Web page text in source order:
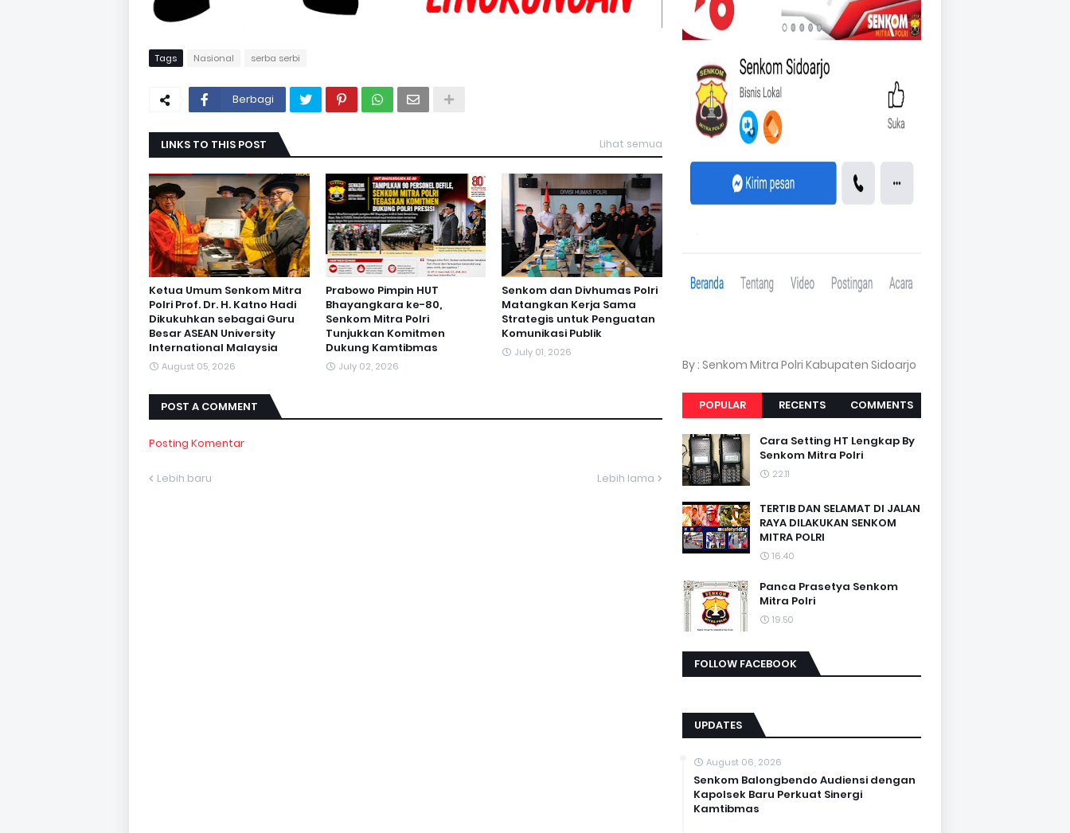
Tags Nasional serba serbi
Berbagi
LINKS TO THIS POST Lihat semua
Ketua Umum Senkom Mitra
Polri Prof. Dr. H. Katno Hadi
Dikukuhkan sebagai Guru
Besar ASEAN University
International Malaysia
August 05, 2026
Prabowo Pimpin HUT
Bhayangkara ke-80,
Senkom Mitra Polri
Tunjukkan Komitmen
Dukung Kamtibmas
July 02, 2026
Senkom dan Divhumas Polri
Matangkan Kerja Sama
Strategis untuk Penguatan
Komunikasi Publik
July 01, 2026
POST A COMMENT
Posting Komentar
Lebih baru Lebih lama
By : Senkom Mitra Polri Kabupaten Sidoarjo
POPULAR RECENTS COMMENTS
Cara Setting HT Lengkap By
Senkom Mitra Polri
22.11
TERTIB DAN SELAMAT DI JALAN
RAYA DILAKUKAN SENKOM
MITRA POLRI
16.40
Panca Prasetya Senkom
Mitra Polri
19.50
FOLLOW FACEBOOK
UPDATES
August 06, 2026
Senkom Balongbendo Audiensi dengan
Kapolsek Baru Perkuat Sinergi
Kamtibmas